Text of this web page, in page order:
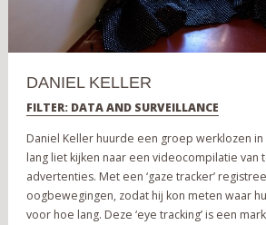
DANIEL KELLER
FILTER: DATA AND SURVEILLANCE
Daniel Keller huurde een groep werklozen
lang liet kijken naar een videocompilatie van
advertenties. Met een ‘gaze tracker’
oogbewegingen, zodat hij kon meten waar
voor hoe lang. Deze ‘eye tracking’ is een